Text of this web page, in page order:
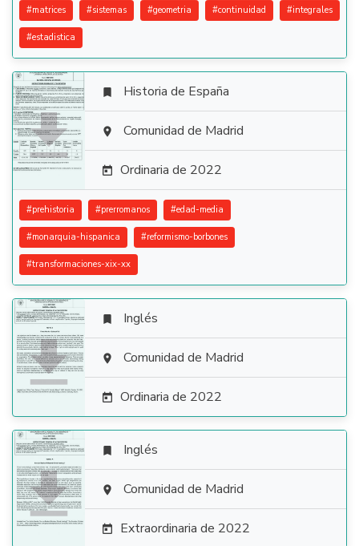
#matrices #sistemas #geometria #continuidad #integrales
#estadistica

 Historia de España
 Comunidad de Madrid
 Ordinaria de 2022
#prehistoria #prerromanos #edad-media
#monarquia-hispanica #reformismo-borbones
#transformaciones-xix-xx

 Inglés
 Comunidad de Madrid
 Ordinaria de 2022

 Inglés
 Comunidad de Madrid
 Extraordinaria de 2022